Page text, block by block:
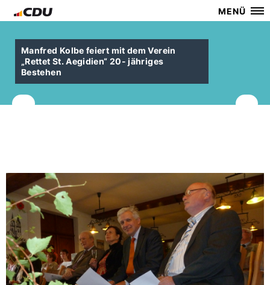
MENÜ
Manfred Kolbe feiert mit dem Verein
Rettet St. Aegidien“ 20- jähriges
Bestehen